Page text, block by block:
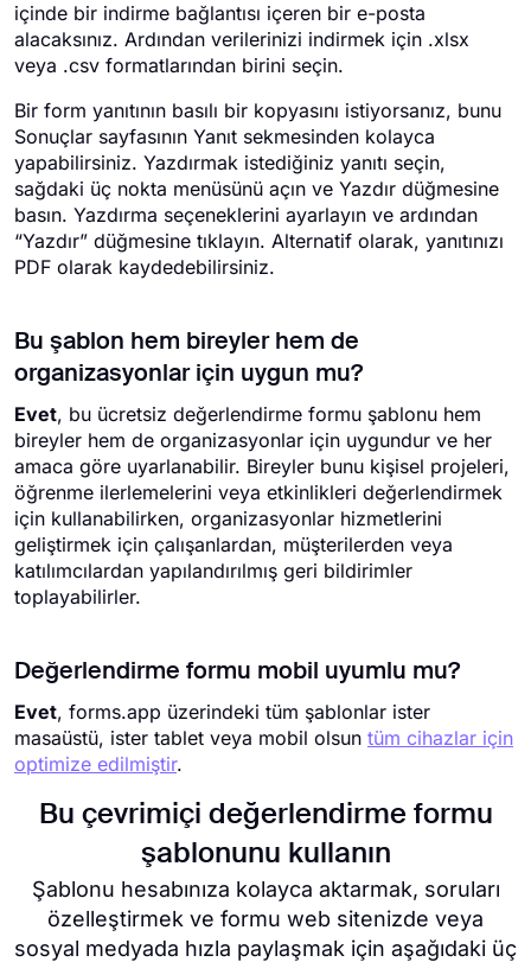
içinde bir indirme bağlantısı içeren bir e-posta
alacaksınız. Ardından verilerinizi indirmek için .xlsx
veya .csv formatlarından birini seçin.
Bir form yanıtının basılı bir kopyasını istiyorsanız, bunu
Sonuçlar sayfasının Yanıt sekmesinden kolayca
yapabilirsiniz. Yazdırmak istediğiniz yanıtı seçin,
sağdaki üç nokta menüsünü açın ve Yazdır düğmesine
basın. Yazdırma seçeneklerini ayarlayın ve ardından
“Yazdır” düğmesine tıklayın. Alternatif olarak, yanıtınızı
PDF olarak kaydedebilirsiniz.
Bu şablon hem bireyler hem de
organizasyonlar için uygun mu?
Evet, bu ücretsiz değerlendirme formu şablonu hem
bireyler hem de organizasyonlar için uygundur ve her
amaca göre uyarlanabilir. Bireyler bunu kişisel projeleri,
öğrenme ilerlemelerini veya etkinlikleri değerlendirmek
için kullanabilirken, organizasyonlar hizmetlerini
geliştirmek için çalışanlardan, müşterilerden veya
katılımcılardan yapılandırılmış geri bildirimler
toplayabilirler.
Değerlendirme formu mobil uyumlu mu?
Evet, forms.app üzerindeki tüm şablonlar ister
masaüstü, ister tablet veya mobil olsun tüm cihazlar için
optimize edilmiştir.
Bu çevrimiçi değerlendirme formu
şablonunu kullanın
Şablonu hesabınıza kolayca aktarmak, soruları
özelleştirmek ve formu web sitenizde veya
sosyal medyada hızla paylaşmak için aşağıdaki üç